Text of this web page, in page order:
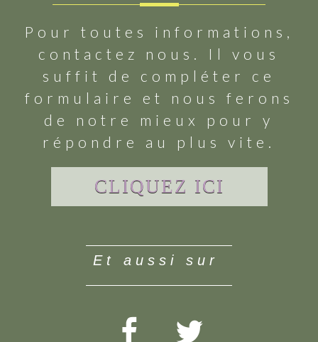
Pour toutes informations,
contactez nous. Il vous
suffit de compléter ce
formulaire et nous ferons
de notre mieux pour y
répondre au plus vite.
CLIQUEZ ICI
et aussi sur